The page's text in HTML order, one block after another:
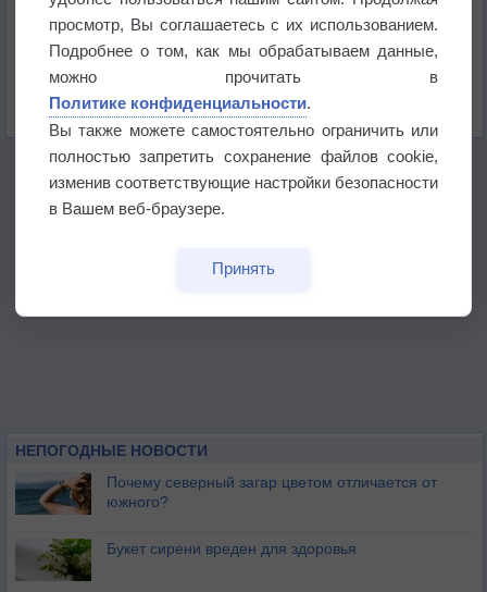
Погода в Екатеринбурге 6 августа
Погода в Краснодаре 6 августа
НЕПОГОДНЫЕ НОВОСТИ
Почему северный загар цветом отличается от
южного?
Букет сирени вреден для здоровья
просмотр, Вы соглашаетесь с их использованием.
Подробнее о том, как мы обрабатываем данные,
можно прочитать в
Политике конфиденциальности.
Вы также можете самостоятельно ограничить или
полностью запретить сохранение файлов cookie,
изменив соответствующие настройки безопасности
в Вашем веб-браузере.
Принять